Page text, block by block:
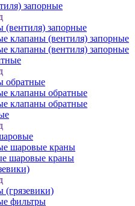
запорные
(вентиля) запорные
клапаны (вентиля) запорные
клапаны (вентиля) запорные
обратные
клапаны обратные
клапаны обратные
шаровые краны
шаровые краны
(грязевики)
фильтры